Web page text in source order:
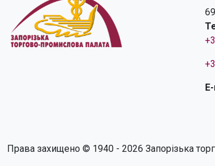
Права захищено © 1940 - 2026 Запорізька